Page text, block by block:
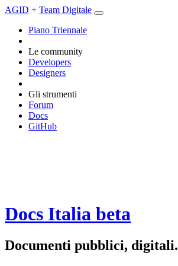
AGID + Team Digitale
Piano Triennale
Le community
Developers
Designers
Gli strumenti
Forum
Docs
GitHub
Docs Italia beta
Documenti pubblici, digitali.